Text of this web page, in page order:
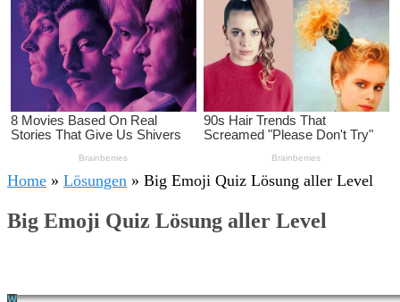
Home » Lösungen » Big Emoji Quiz Lösung aller Level
Big Emoji Quiz Lösung aller Level